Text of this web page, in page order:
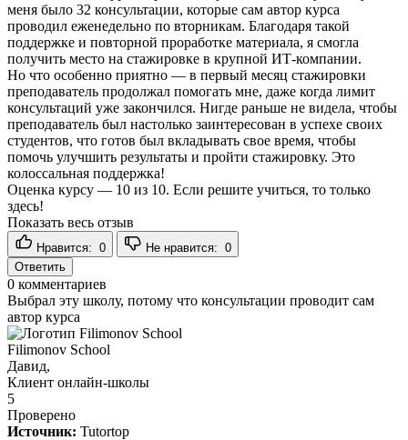
меня было 32 консультации, которые сам автор курса
проводил еженедельно по вторникам. Благодаря такой
поддержке и повторной проработке материала, я смогла
получить место на стажировке в крупной ИТ-компании.
Но что особенно приятно — в первый месяц стажировки
преподаватель продолжал помогать мне, даже когда лимит
консультаций уже закончился. Нигде раньше не видела, чтобы
преподаватель был настолько заинтересован в успехе своих
студентов, что готов был вкладывать свое время, чтобы
помочь улучшить результаты и пройти стажировку. Это
колоссальная поддержка!
Оценка курсу — 10 из 10. Если решите учиться, то только
здесь!
Показать весь отзыв
Нравится: 0 Не нравится: 0
Ответить
0 комментариев
Выбрал эту школу, потому что консультации проводит сам
автор курса
Filimonov School
Давид,
Клиент онлайн-школы
5
Проверено
Источник: Tutortop